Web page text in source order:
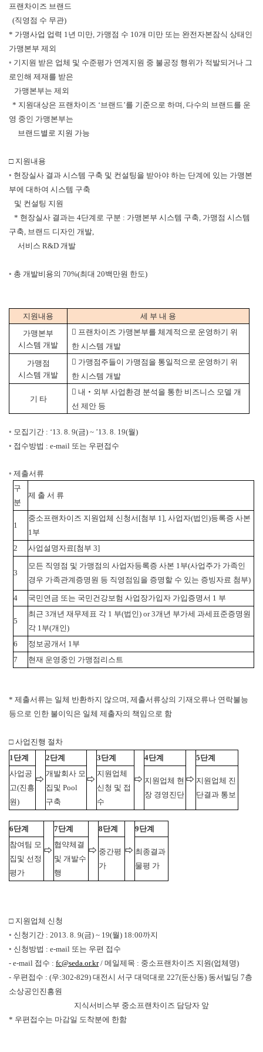
프랜차이즈 브랜드
(직영점 수 무관)
* 가맹사업 업력 1년 미만, 가맹점 수 10개 미만 또는 완전자본잠식 상태인
가맹본부 제외
◦ 기지원 받은 업체 및 수준평가 연계지원 중 불공정 행위가 적발되거나 그
로인해 제재를 받은
가맹본부는 제외
* 지원대상은 프랜차이즈 ‘브랜드’를 기준으로 하며, 다수의 브랜드를 운
영 중인 가맹본부는
브랜드별로 지원 가능
□ 지원내용
◦ 현장실사 결과 시스템 구축 및 컨설팅을 받아야 하는 단계에 있는 가맹본
부에 대하여 시스템 구축
및 컨설팅 지원
* 현장실사 결과는 4단계로 구분 : 가맹본부 시스템 구축, 가맹점 시스템
구축, 브랜드 디자인 개발,
서비스 R&D 개발
◦ 총 개발비용의 70%(최대 20백만원 한도)
지원내용
세 부 내 용
가맹본부
시스템 개발
 프랜차이즈 가맹본부를 체계적으로 운영하기 위
한 시스템 개발
가맹점
시스템 개발
 가맹점주들이 가맹점을 통일적으로 운영하기 위
한 시스템 개발
기 타
 내‧외부 사업환경 분석을 통한 비즈니스 모델 개
선 제안 등
◦ 모집기간 : ‘13. 8. 9(금) ~ ’13. 8. 19(월)
◦ 접수방법 : e-mail 또는 우편접수
◦ 제출서류
구
분
제 출 서 류
1
중소프랜차이즈 지원업체 신청서[첨부 1], 사업자(법인)등록증 사본
1부
2
사업설명자료[첨부 3]
3
모든 직영점 및 가맹점의 사업자등록증 사본 1부(사업주가 가족인
경우 가족관계증명원 등 직영점임을 증명할 수 있는 증빙자료 첨부)
4 국민연금 또는 국민건강보험 사업장가입자 가입증명서 1 부
5
최근 3개년 재무제표 각 1 부(법인) or 3개년 부가세 과세표준증명원
각 1부(개인)
6
정보공개서 1부
7
현재 운영중인 가맹점리스트
* 제출서류는 일체 반환하지 않으며, 제출서류상의 기재오류나 연락불능
등으로 인한 불이익은 일체 제출자의 책임으로 함
□ 사업진행 절차
1단계
⇨
2단계
⇨
3단계
⇨
4단계
⇨
5단계
사업공
고(진흥
원)
개발회사 모
집및 Pool
구축
지원업체
신청 및 접
수
지원업체 현
장 경영진단
지원업체 진
단결과 통보
6단계
⇨
7단계
⇨
8단계
⇨
9단계
참여팀 모
집및 선정
평가
협약체결
및 개발수
행
중간평
가
최종결과
물평 가
□ 지원업체 신청
◦ 신청기간 : 2013. 8. 9(금) ~ 19(월) 18:00까지
◦ 신청방법 : e-mail 또는 우편 접수
- e-mail 접수 : fc@seda.or.kr/ 메일제목 : 중소프랜차이즈 지원(업체명)
- 우편접수 : (우:302-829) 대전시 서구 대덕대로 227(둔산동) 동서빌딩 7층
소상공인진흥원
지식서비스부 중소프랜차이즈 담당자 앞
* 우편접수는 마감일 도착분에 한함